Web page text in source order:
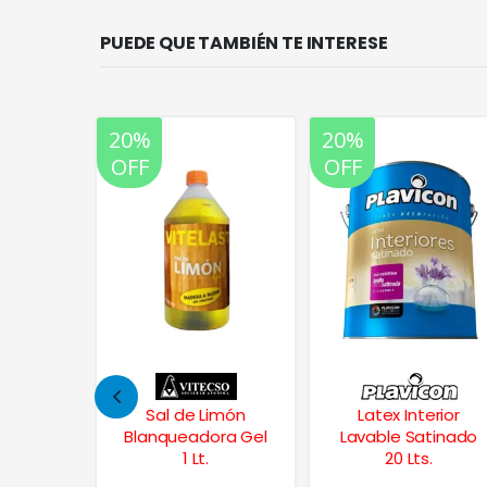
PUEDE QUE TAMBIÉN TE INTERESE
20%
OFF
Latex Interior
Lavable Satinado
20 Lts.
20%
OFF
Smart Paint Lubri
Spray Lubricante
300 Cc.